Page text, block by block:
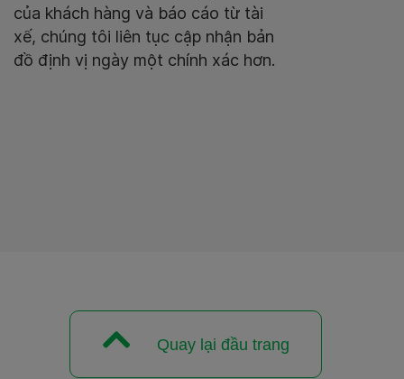
của khách hàng và báo cáo từ tài
xế, chúng tôi liên tục cập nhận bản
đồ định vị ngày một chính xác hơn.
Quay lại đầu trang